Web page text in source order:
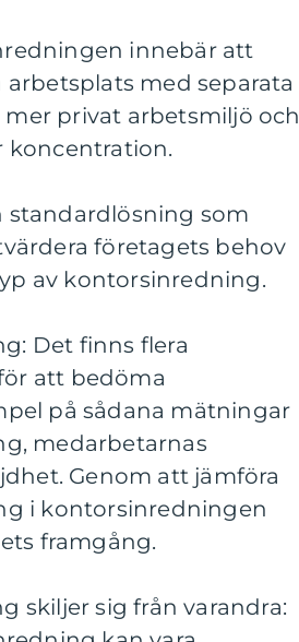
innebär att
med separata
privat arbetsmiljö och
koncentration.
standardlösning som
företagets behov
av kontorsinredning.
Det finns flera
att bedöma
på sådana mätningar
medarbetarnas
Genom att jämföra
i kontorsinredningen
framgång.
skiljer sig från varandra: